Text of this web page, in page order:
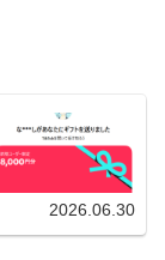
2026.06.30